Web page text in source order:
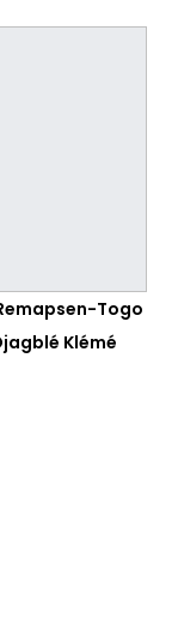
Togo
Klémé